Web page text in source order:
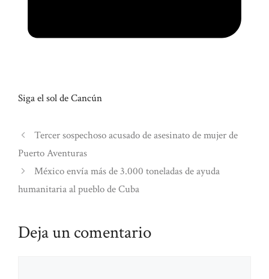
Siga el sol de Cancún
Tercer sospechoso acusado de asesinato de mujer de
Puerto Aventuras
México envía más de 3.000 toneladas de ayuda
humanitaria al pueblo de Cuba
Deja un comentario